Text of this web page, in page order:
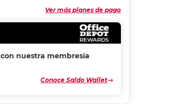
Ver más planes de pago
con nuestra membresía
Conoce Saldo Wallet